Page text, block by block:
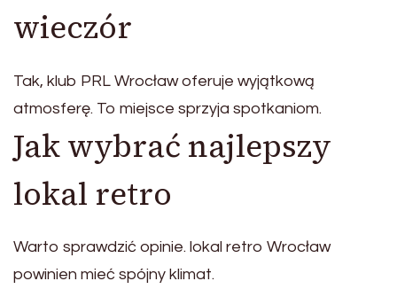
wieczór
Tak, klub PRL Wrocław oferuje wyjątkową
atmosferę. To miejsce sprzyja spotkaniom.
Jak wybrać najlepszy
lokal retro
Warto sprawdzić opinie. lokal retro Wrocław
powinien mieć spójny klimat.